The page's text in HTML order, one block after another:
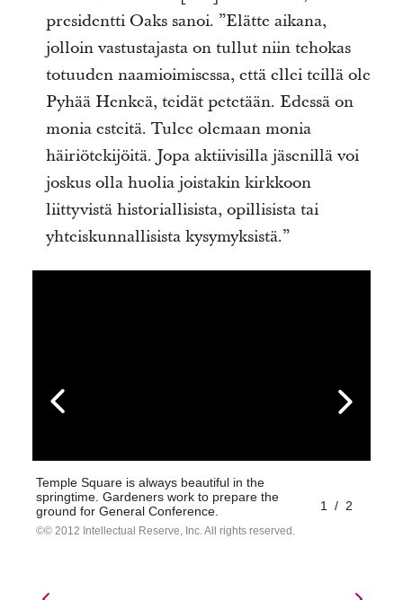
presidentti Oaks sanoi. ”Elätte aikana,
jolloin vastustajasta on tullut niin tehokas
totuuden naamioimisessa, että ellei teillä ole
Pyhää Henkeä, teidät petetään. Edessä on
monia esteitä. Tulee olemaan monia
häiriötekijöitä. Jopa aktiivisilla jäsenillä voi
joskus olla huolia joistakin kirkkoon
liittyvistä historiallisista, opillisista tai
yhteiskunnallisista kysymyksistä.”
Temple Square is always beautiful in the
springtime. Gardeners work to prepare the
ground for General Conference.
© 2012 Intellectual Reserve, Inc. All rights reserved.
1 / 2